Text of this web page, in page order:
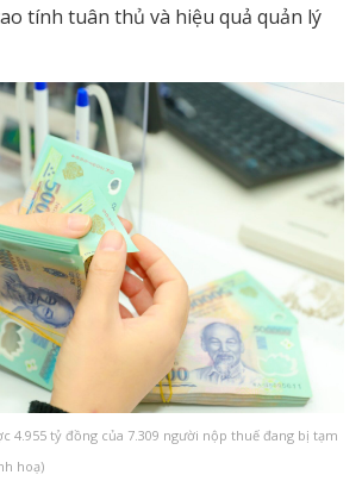
tính tuân thủ và hiệu quả quản lý
4.955 tỷ đồng của 7.309 người nộp thuế đang bị tạm
hoạ)